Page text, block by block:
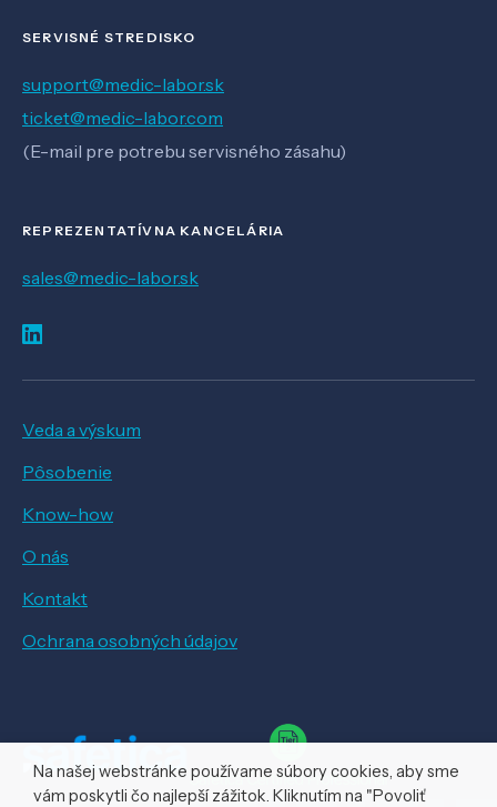
SERVISNÉ STREDISKO
support@medic-labor.sk
ticket@medic-labor.com
(E-mail pre potrebu servisného zásahu)
REPREZENTATÍVNA KANCELÁRIA
sales@medic-labor.sk
Veda a výskum
Pôsobenie
Know-how
O nás
Kontakt
Ochrana osobných údajov
Na našej webstránke používame súbory cookies, aby sme
vám poskytli čo najlepší zážitok. Kliknutím na "Povoliť